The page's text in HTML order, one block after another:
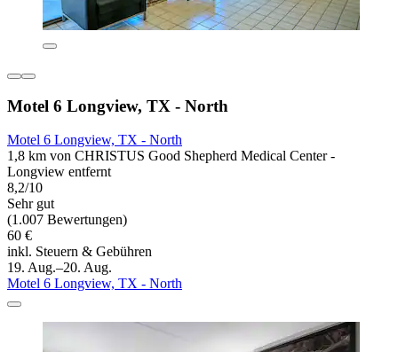
Motel 6 Longview, TX - North
Motel 6 Longview, TX - North
1,8 km von CHRISTUS Good Shepherd Medical Center -
Longview entfernt
8,2/10
Sehr gut
(1.007 Bewertungen)
60 €
inkl. Steuern & Gebühren
19. Aug.–20. Aug.
Motel 6 Longview, TX - North